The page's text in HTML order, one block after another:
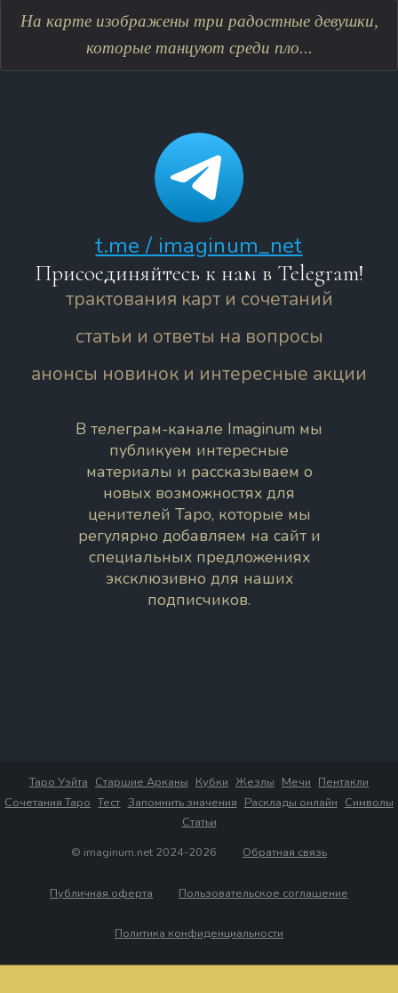
На карте изображены три радостные девушки,
которые танцуют среди пло...
t.me / imaginum_net
Присоединяйтесь к нам в Telegram!
трактования карт и сочетаний
статьи и ответы на вопросы
анонсы новинок и интересные акции
В телеграм-канале Imaginum мы
публикуем интересные
материалы и рассказываем о
новых возможностях для
ценителей Таро, которые мы
регулярно добавляем на сайт и
специальных предложениях
эксклюзивно для наших
подписчиков.
Таро Уэйта Старшие Арканы Кубки Жезлы Мечи Пентакли
Сочетания Таро Тест Запомнить значения Расклады онлайн Символы
Статьи
© imaginum.net 2024-2026
Обратная связь
Публичная оферта Пользовательское соглашение
Политика конфиденциальности